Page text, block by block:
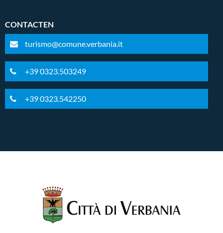
CONTACTEN
turismo@comune.verbania.it
+39 0323.503249
+39 0323.542250